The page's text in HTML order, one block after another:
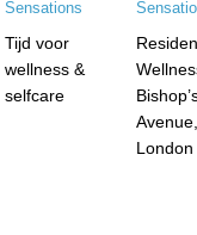
Tijd voor
wellness &
selfcare
Avenue,
London